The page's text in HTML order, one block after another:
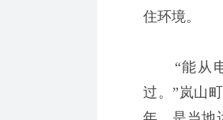
住环境。
“能从电
过。”岚山